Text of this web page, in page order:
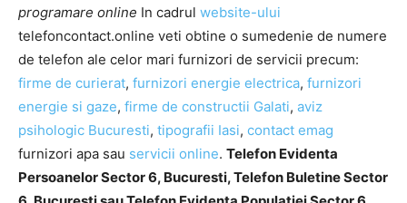
programare online In cadrul website-ului
telefoncontact.online veti obtine o sumedenie de numere
de telefon ale celor mari furnizori de servicii precum:
firme de curierat, furnizori energie electrica, furnizori
energie si gaze, firme de constructii Galati, aviz
psihologic Bucuresti, tipografii Iasi, contact emag
furnizori apa sau servicii online. Telefon Evidenta
Persoanelor Sector 6, Bucuresti, Telefon Buletine Sector